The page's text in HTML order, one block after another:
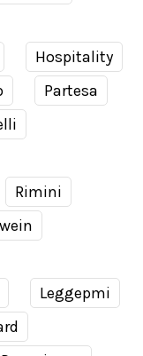
Hospitality
Partesa
Rimini
Leggepmi